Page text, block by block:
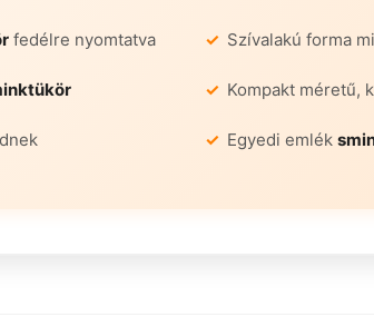
fedélre nyomtatva Szívalakú forma
Kompakt méretű,
Egyedi emlék